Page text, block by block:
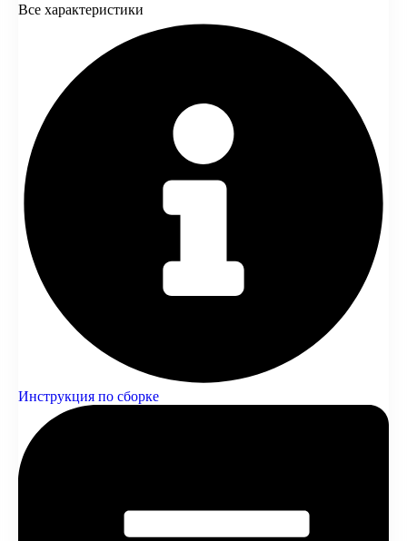
Все характеристики
Инструкция по сборке